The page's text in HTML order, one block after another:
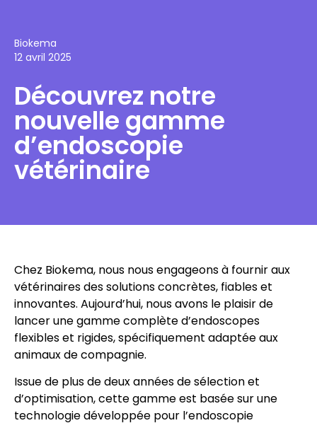
Biokema
12 avril 2025
Découvrez notre
nouvelle gamme
d’endoscopie
vétérinaire
Chez Biokema, nous nous engageons à fournir aux
vétérinaires des solutions concrètes, fiables et
innovantes. Aujourd’hui, nous avons le plaisir de
lancer une gamme complète d’endoscopes
flexibles et rigides, spécifiquement adaptée aux
animaux de compagnie.
Issue de plus de deux années de sélection et
d’optimisation, cette gamme est basée sur une
technologie développée pour l’endoscopie